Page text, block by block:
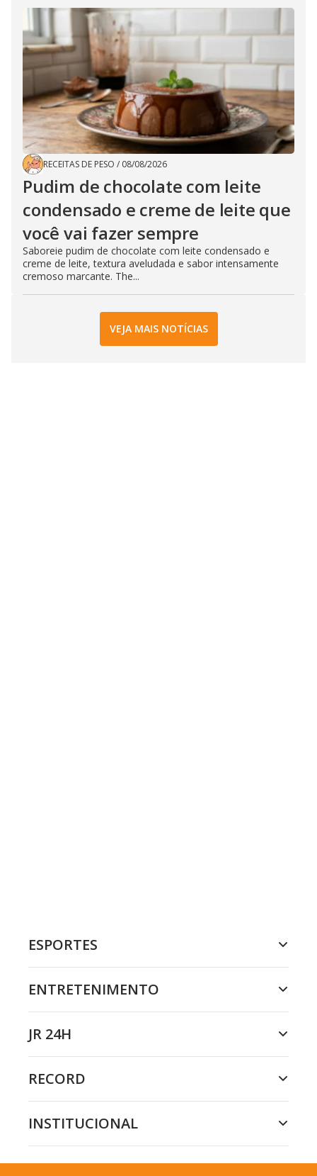
RECEITAS DE PESO / 08/08/2026
Pudim de chocolate com leite
condensado e creme de leite que
você vai fazer sempre
Saboreie pudim de chocolate com leite condensado e
creme de leite, textura aveludada e sabor intensamente
cremoso marcante. The...
VEJA MAIS NOTÍCIAS
ESPORTES
ENTRETENIMENTO
JR 24H
RECORD
INSTITUCIONAL